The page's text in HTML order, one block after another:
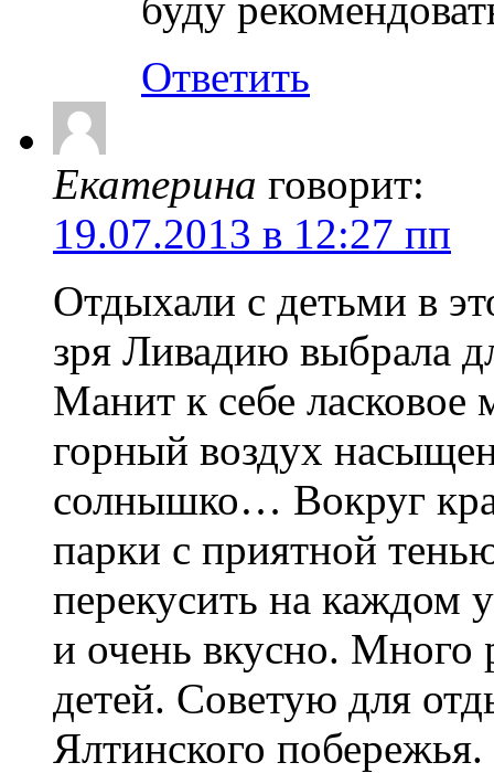
Ответить
Екатерина говорит:
19.07.2013 в 12:27 пп
Отдыхали с детьми в
зря Ливадию выбрала
Манит к себе ласковое
горный воздух
солнышко… Вокруг
парки с приятной
перекусить на каждом
и очень вкусно. Много
детей. Советую для
Ялтинского побережья.